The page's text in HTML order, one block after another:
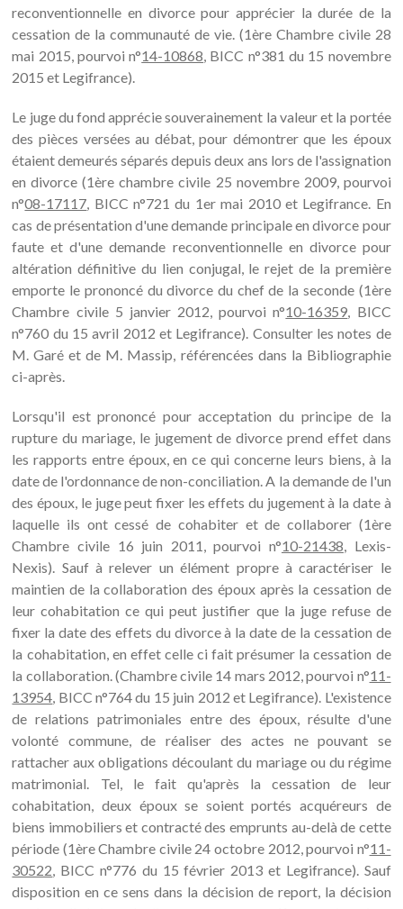
reconventionnelle en divorce pour apprécier la durée de la
cessation de la communauté de vie. (1ère Chambre civile 28
mai 2015, pourvoi n°14-10868, BICC n°381 du 15 novembre
2015 et Legifrance).
Le juge du fond apprécie souverainement la valeur et la portée
des pièces versées au débat, pour démontrer que les époux
étaient demeurés séparés depuis deux ans lors de l'assignation
en divorce (1ère chambre civile 25 novembre 2009, pourvoi
n°08-17117, BICC n°721 du 1er mai 2010 et Legifrance. En
cas de présentation d'une demande principale en divorce pour
faute et d'une demande reconventionnelle en divorce pour
altération définitive du lien conjugal, le rejet de la première
emporte le prononcé du divorce du chef de la seconde (1ère
Chambre civile 5 janvier 2012, pourvoi n°10-16359, BICC
n°760 du 15 avril 2012 et Legifrance). Consulter les notes de
M. Garé et de M. Massip, référencées dans la Bibliographie
ci-après.
Lorsqu'il est prononcé pour acceptation du principe de la
rupture du mariage, le jugement de divorce prend effet dans
les rapports entre époux, en ce qui concerne leurs biens, à la
date de l'ordonnance de non-conciliation. A la demande de l'un
des époux, le juge peut fixer les effets du jugement à la date à
laquelle ils ont cessé de cohabiter et de collaborer (1ère
Chambre civile 16 juin 2011, pourvoi n°10-21438, Lexis-
Nexis). Sauf à relever un élément propre à caractériser le
maintien de la collaboration des époux après la cessation de
leur cohabitation ce qui peut justifier que la juge refuse de
fixer la date des effets du divorce à la date de la cessation de
la cohabitation, en effet celle ci fait présumer la cessation de
la collaboration. (Chambre civile 14 mars 2012, pourvoi n°11-
13954, BICC n°764 du 15 juin 2012 et Legifrance). L'existence
de relations patrimoniales entre des époux, résulte d'une
volonté commune, de réaliser des actes ne pouvant se
rattacher aux obligations découlant du mariage ou du régime
matrimonial. Tel, le fait qu'après la cessation de leur
cohabitation, deux époux se soient portés acquéreurs de
biens immobiliers et contracté des emprunts au-delà de cette
période (1ère Chambre civile 24 octobre 2012, pourvoi n°11-
30522, BICC n°776 du 15 février 2013 et Legifrance). Sauf
disposition en ce sens dans la décision de report, la décision